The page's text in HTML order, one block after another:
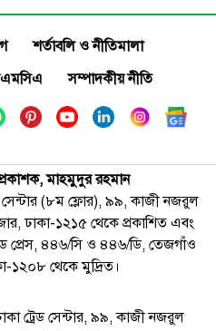
শর্তাবলি ও নীতিমালা
সম্পাদকীয় নীতি
মাহমুদুর রহমান
সেন্টার (৮ম ফ্লোর), ৯৯, কাজী নজরুল
ঢাকা-১২১৫ থেকে প্রকাশিত এবং
প্রেস, ৪৪৬/সি ও ৪৪৬/ডি, তেজগাঁও
১২০৮ থেকে মুদ্রিত।
ট্রেড সেন্টার, ৯৯, কাজী নজরুল